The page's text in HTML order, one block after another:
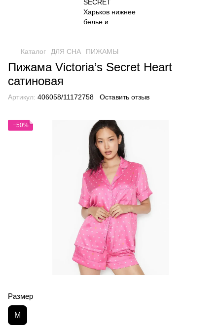
Каталог ДЛЯ СНА ПИЖАМЫ
Пижама Victoria’s Secret Heart
сатиновая
Артикул: 406058/11172758 Оставить отзыв
−50%
Размер
M